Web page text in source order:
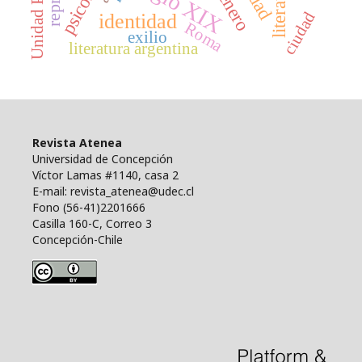
identidad ciudad
exilio Roma
literatura argentina
Revista Atenea
Universidad de Concepción
Víctor Lamas #1140, casa 2
E-mail: revista_atenea@udec.cl
Fono (56-41)2201666
Casilla 160-C, Correo 3
Concepción-Chile